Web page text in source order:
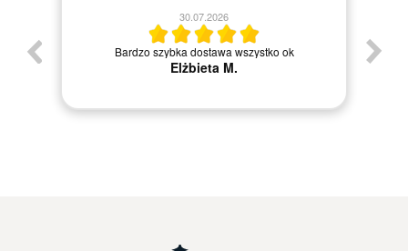
30.07.2026
Bardzo szybka dostawa wszystko ok
Elżbieta M.